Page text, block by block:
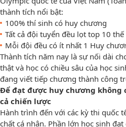
thành tích nổi bật:
100% thí sinh có huy chương
Tất cả đội tuyển đều lọt top 10
Mỗi đội đều có ít nhất 1 Huy
Thành tích năm nay là sự nối dài
thật và học có chiều sâu của học
đang viết tiếp chương thành công
Để đạt được huy chương không
cả chiến lược
Hành trình đến với các kỳ thi quốc
chất cá nhân. Phần lớn học sinh